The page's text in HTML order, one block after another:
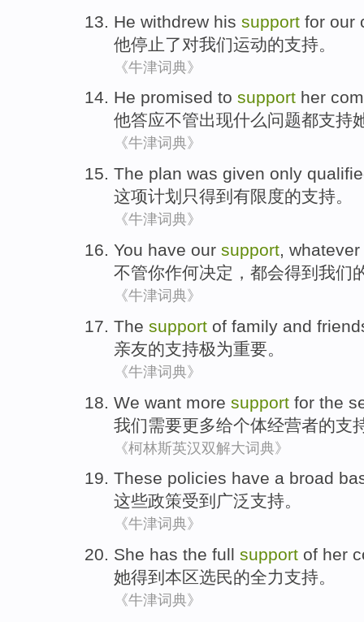
He withdrew his support for our
他停止了对我们运动的支持。
《牛津词典》
He promised to support her
他答应不管出现什么问题都支持
《牛津词典》
The plan was given only
这项计划 只得到有限度的支持。
《牛津词典》
You have our support, whatever
不管你作何决定 ，都会得到 我们
《牛津词典》
The support of family and
亲友的支持极为重要。
《牛津词典》
We want more support for the
我们需要更多给个体经营者的支
《柯林斯英汉双解大词典》
These policies have a broad
这些政策受到 广泛支持。
《牛津词典》
She has the full support of her
她得到本区选民的全力支持。
《牛津词典》